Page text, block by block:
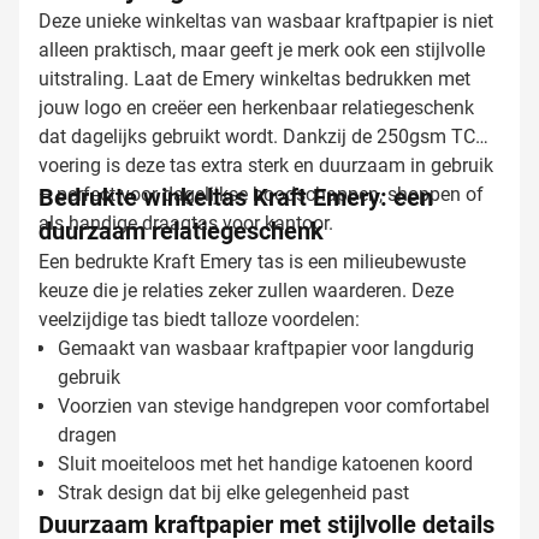
Deze unieke winkeltas van wasbaar kraftpapier is niet
alleen praktisch, maar geeft je merk ook een stijlvolle
uitstraling. Laat de Emery winkeltas bedrukken met
jouw logo en creëer een herkenbaar relatiegeschenk
dat dagelijks gebruikt wordt. Dankzij de 250gsm TC
voering is deze tas extra sterk en duurzaam in gebruik
– perfect voor dagelijkse boodschappen, shoppen of
als handige draagtas voor kantoor.
Bedrukte winkeltas Kraft Emery: een
duurzaam relatiegeschenk
Een bedrukte Kraft Emery tas is een milieubewuste
keuze die je relaties zeker zullen waarderen. Deze
veelzijdige tas biedt talloze voordelen:
Gemaakt van wasbaar kraftpapier voor langdurig
gebruik
Voorzien van stevige handgrepen voor comfortabel
dragen
Sluit moeiteloos met het handige katoenen koord
Strak design dat bij elke gelegenheid past
Duurzaam kraftpapier met stijlvolle details